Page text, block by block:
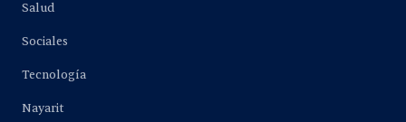
Salud
Sociales
Tecnología
Nayarit